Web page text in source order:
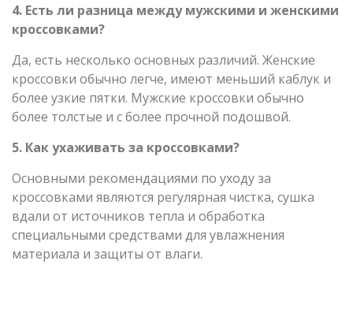
4. Есть ли разница между мужскими и женскими
кроссовками?
Да, есть несколько основных различий. Женские
кроссовки обычно легче, имеют меньший каблук и
более узкие пятки. Мужские кроссовки обычно
более толстые и с более прочной подошвой.
5. Как ухаживать за кроссовками?
Основными рекомендациями по уходу за
кроссовками являются регулярная чистка, сушка
вдали от источников тепла и обработка
специальными средствами для увлажнения
материала и защиты от влаги.